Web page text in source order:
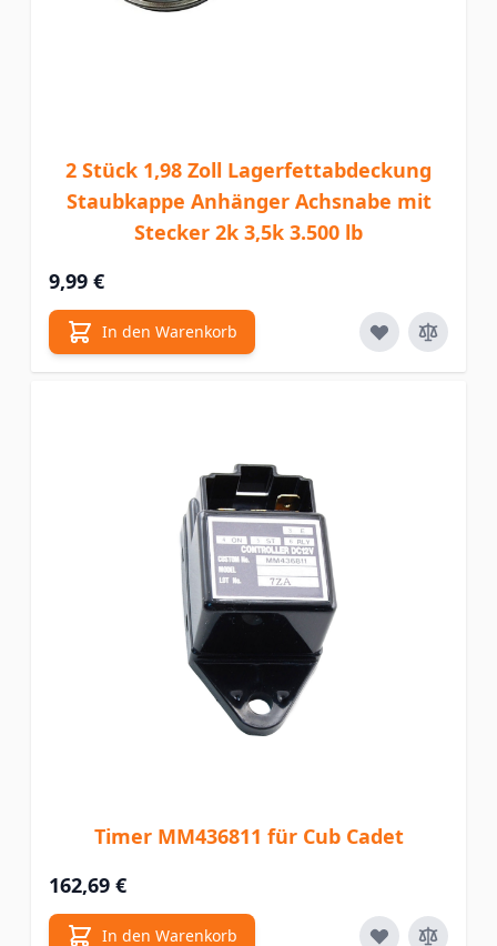
2 Stück 1,98 Zoll Lagerfettabdeckung
Staubkappe Anhänger Achsnabe mit
Stecker 2k 3,5k 3.500 lb
9,99 €
In den Warenkorb
Timer MM436811 für Cub Cadet
162,69 €
In den Warenkorb